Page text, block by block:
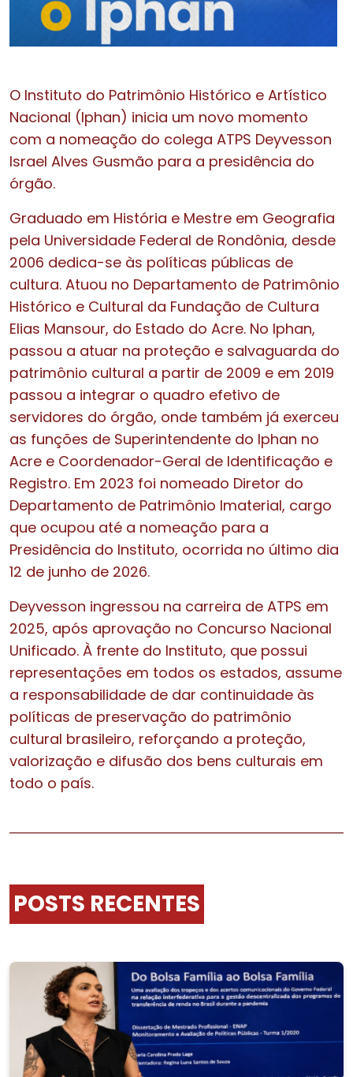
O Instituto do Patrimônio Histórico e Artístico
Nacional (Iphan) inicia um novo momento
com a nomeação do colega ATPS Deyvesson
Israel Alves Gusmão para a presidência do
órgão.
Graduado em História e Mestre em Geografia
pela Universidade Federal de Rondônia, desde
2006 dedica-se às políticas públicas de
cultura. Atuou no Departamento de Patrimônio
Histórico e Cultural da Fundação de Cultura
Elias Mansour, do Estado do Acre. No Iphan,
passou a atuar na proteção e salvaguarda do
patrimônio cultural a partir de 2009 e em 2019
passou a integrar o quadro efetivo de
servidores do órgão, onde também já exerceu
as funções de Superintendente do Iphan no
Acre e Coordenador-Geral de Identificação e
Registro. Em 2023 foi nomeado Diretor do
Departamento de Patrimônio Imaterial, cargo
que ocupou até a nomeação para a
Presidência do Instituto, ocorrida no último dia
12 de junho de 2026.
Deyvesson ingressou na carreira de ATPS em
2025, após aprovação no Concurso Nacional
Unificado. À frente do Instituto, que possui
representações em todos os estados, assume
a responsabilidade de dar continuidade às
políticas de preservação do patrimônio
cultural brasileiro, reforçando a proteção,
valorização e difusão dos bens culturais em
todo o país.
POSTS RECENTES